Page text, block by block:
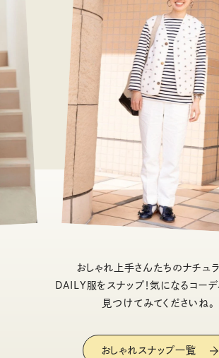
おしゃれ上手さんたちのナチュ
DAILY服をスナップ！気になるコーデ
見つけてみてくださいね。
おしゃれスナップ一覧